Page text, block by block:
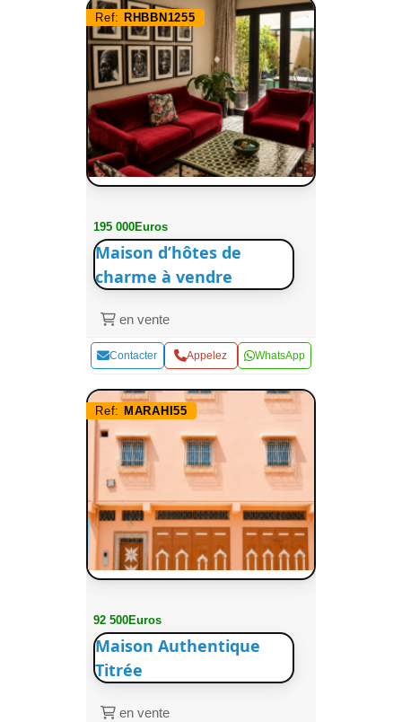
Ref: RHBBN1255
195 000Euros
Maison d’hôtes de
charme à vendre
en vente
Contacter Appelez WhatsApp
Ref: MARAHI55
92 500Euros
Maison Authentique
Titrée
en vente